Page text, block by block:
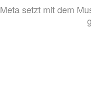
Meta setzt mit dem